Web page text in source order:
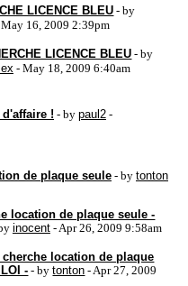
LICENCE BLEU - by
16, 2009 2:39pm
LICENCE BLEU - by
- May 18, 2009 6:40am
! - by paul2 -
de plaque seule- by tonton
location de plaque seule -
inocent- Apr 26, 2009 9:58am
location de plaque
- - bytonton - Apr 27, 2009